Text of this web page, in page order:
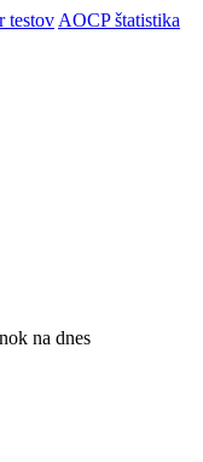
testov AOCP štatistika
na dnes